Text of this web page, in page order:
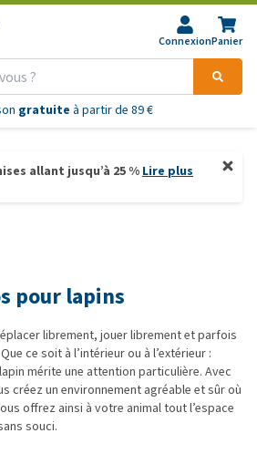
ConnexionPanier
gratuite à partir de 89 €
allant jusqu’à 25 % Lire plus
pour lapins
librement, jouer librement et parfois
ce soit à l’intérieur ou à l’extérieur :
mérite une attention particulière. Avec
créez un environnement agréable et sûr où
offrez ainsi à votre animal tout l’espace
souci.